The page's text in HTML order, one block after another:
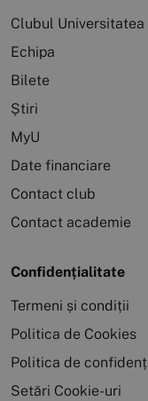
Clubul Universitatea
Echipa
Bilete
Știri
MyU
Date financiare
Contact club
Contact academie
Confidențialitate
Termeni și condiții
Politica de Cookies
Politica de
Setări Cookie-uri